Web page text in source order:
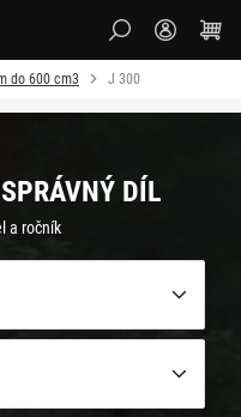
do 600 cm3 J 300
DÍL
a ročník